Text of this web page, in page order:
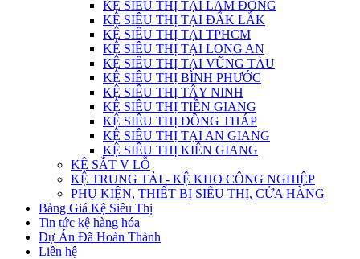
KỆ SIÊU THỊ TẠI LÂM ĐỒNG
KỆ SIÊU THỊ TẠI ĐẮK LẮK
KỆ SIÊU THỊ TẠI TPHCM
KỆ SIÊU THỊ TẠI LONG AN
KỆ SIÊU THỊ TẠI VŨNG TÀU
KỆ SIÊU THỊ BÌNH PHƯỚC
KỆ SIÊU THỊ TÂY NINH
KỆ SIÊU THỊ TIỀN GIANG
KỆ SIÊU THỊ ĐỒNG THÁP
KỆ SIÊU THỊ TẠI AN GIANG
KỆ SIÊU THỊ KIÊN GIANG
KỆ SẮT V LỖ
KỆ TRUNG TẢI - KỆ KHO CÔNG NGHIỆP
PHỤ KIỆN, THIẾT BỊ SIÊU THỊ, CỬA HÀNG
Bảng Giá Kệ Siêu Thị
Tin tức kệ hàng hóa
Dự Án Đã Hoàn Thành
Liên hệ